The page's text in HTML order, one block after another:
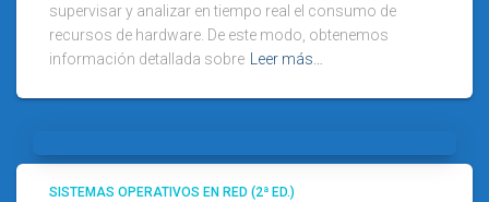
supervisar y analizar en tiempo real el consumo de
recursos de hardware. De este modo, obtenemos
información detallada sobre
Leer más…
SISTEMAS OPERATIVOS EN RED (2ª ED.)